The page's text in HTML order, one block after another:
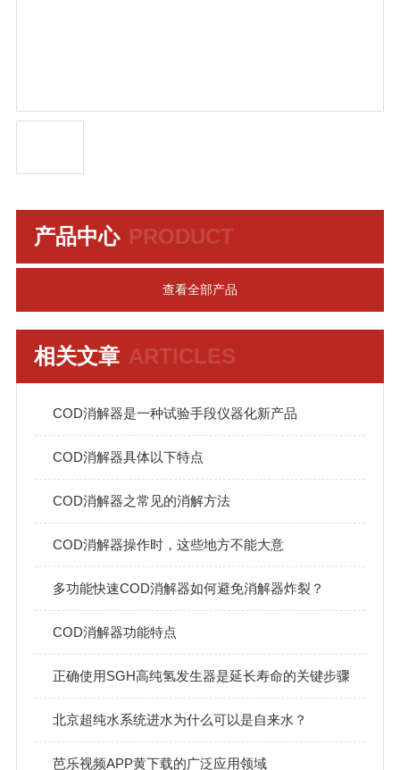
PRODUCT
产品中心
查看全部产品
ARTICLES
相关文章
COD消解器是一种试验手段仪器化新产品
COD消解器具体以下特点
COD消解器之常见的消解方法
COD消解器操作时，这些地方不能大意
多功能快速COD消解器如何避免消解器炸裂？
COD消解器功能特点
正确使用SGH高纯氢发生器是延长寿命的关键步骤
北京超纯水系统进水为什么可以是自来水？
芭乐视频APP黄下载的广泛应用领域